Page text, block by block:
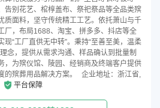
告别花艺、棺椁盖布、祭祀祭品等全品类殡
质面料，坚守传统精工工艺。依托萧山与千
厂，布局1688、淘宝、拼多多、抖店等全
现“工厂直供无中转”。秉持“至善至美，温柔
念，提供从需求沟通、样品确认到批量制
，为殡仪馆、陵园、经销商及终端客户提供
的殡葬用品解决方案。
企业地址：浙江省,
平台保障